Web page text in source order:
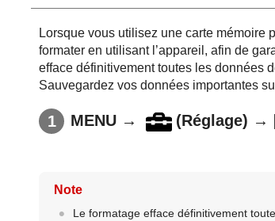
Lorsque vous utilisez une carte mémoire
formater en utilisant l’appareil, afin de
efface définitivement toutes les données
Sauvegardez vos données importantes
MENU → (Réglage) →
Note
Le formatage efface définitivement